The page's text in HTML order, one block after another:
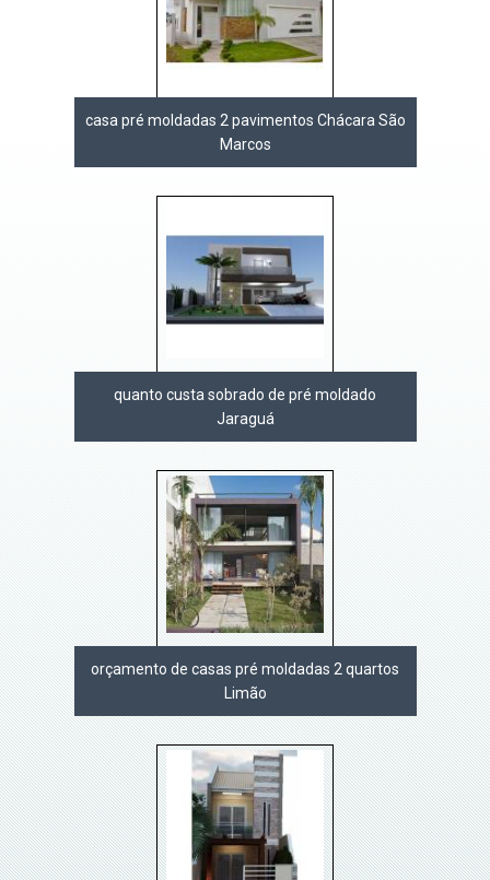
casa pré moldadas 2 pavimentos Chácara São
Marcos
quanto custa sobrado de pré moldado
Jaraguá
orçamento de casas pré moldadas 2 quartos
Limão